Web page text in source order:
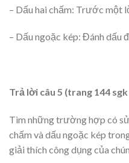
– Dấu hai chấm: Trước một
– Dấu ngoặc kép: Đánh dấu
Trả lời câu 5 (trang 144
Tìm những trường hợp có
chấm và dấu ngoặc kép
giải thích công dụng của